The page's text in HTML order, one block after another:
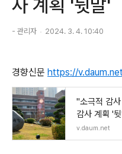
사 계획 '뒷말'
- 관리자 2024. 3. 4. 10:40
경향신문 https://
"소극적 감
감사 계획 '
v.daum.net